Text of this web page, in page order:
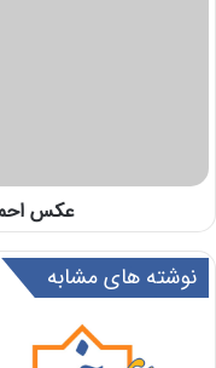
عکس
نوشته های مشابه